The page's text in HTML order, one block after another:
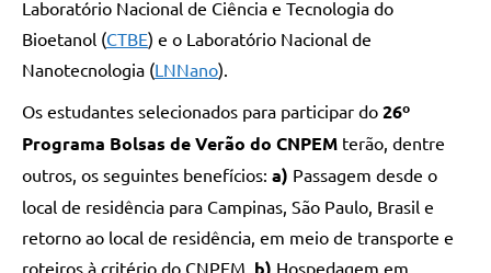
Laboratório Nacional de Ciência e Tecnologia do
Bioetanol (CTBE) e o Laboratório Nacional de
Nanotecnologia (LNNano).
Os estudantes selecionados para participar do 26º
Programa Bolsas de Verão do CNPEM terão, dentre
outros, os seguintes benefícios: a) Passagem desde o
local de residência para Campinas, São Paulo, Brasil e
retorno ao local de residência, em meio de transporte e
roteiros à critério do CNPEM. b) Hospedagem em